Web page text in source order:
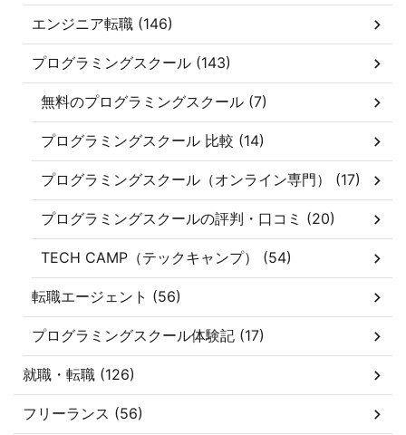
エンジニア転職 (146)
プログラミングスクール (143)
無料のプログラミングスクール (7)
プログラミングスクール 比較 (14)
プログラミングスクール（オンライン専門） (17)
プログラミングスクールの評判・口コミ (20)
TECH CAMP（テックキャンプ） (54)
転職エージェント (56)
プログラミングスクール体験記 (17)
就職・転職 (126)
フリーランス (56)